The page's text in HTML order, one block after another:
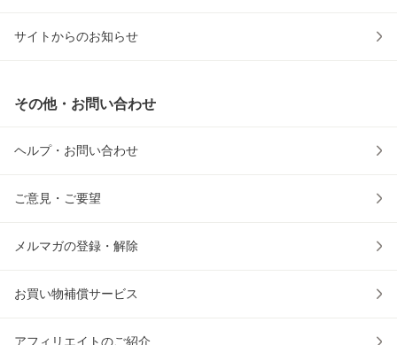
サイトからのお知らせ
その他・お問い合わせ
ヘルプ・お問い合わせ
ご意見・ご要望
メルマガの登録・解除
お買い物補償サービス
アフィリエイトのご紹介